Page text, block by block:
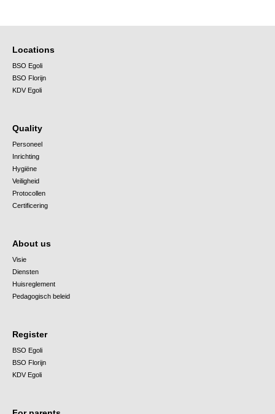
Locations
BSO Egoli
BSO Florijn
KDV Egoli
Quality
Personeel
Inrichting
Hygiëne
Veiligheid
Protocollen
Certificering
About us
Visie
Diensten
Huisreglement
Pedagogisch beleid
Register
BSO Egoli
BSO Florijn
KDV Egoli